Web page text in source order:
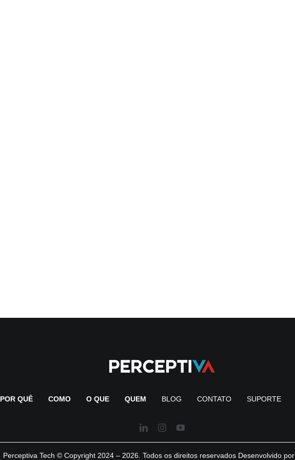
POR QUÊ COMO O QUE QUEM BLOG CONTATO SUPORTE
Perceptiva Tech © Copyright 2024 – 2026. Todos os direitos reservados Desenvolvido por